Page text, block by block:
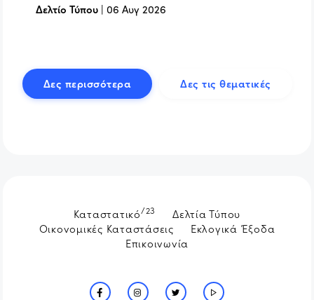
Δελτίο Τύπου |06 Αυγ 2026
Δες περισσότερα Δες τις θεματικές
Καταστατικό/23
Δελτία Τύπου
Οικονομικές Καταστάσεις
Εκλογικά Έξοδα
Επικοινωνία